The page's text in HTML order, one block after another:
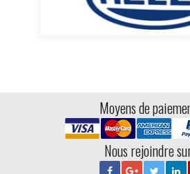
Moyens de
Nous rejoindre